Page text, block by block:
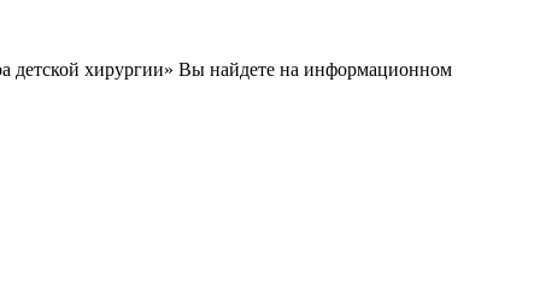
хирургии» Вы найдете на информационном